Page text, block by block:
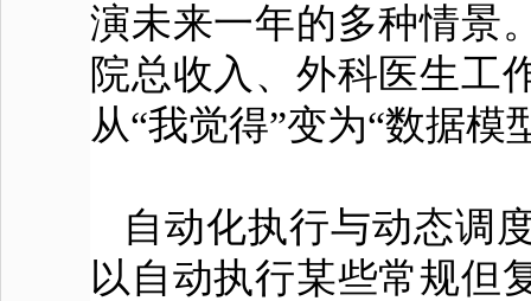
演未来一年的多种情景
院总收入、外科医生工
从“我觉得”变为“数据模
自动化执行与动态调
以自动执行某些常规但